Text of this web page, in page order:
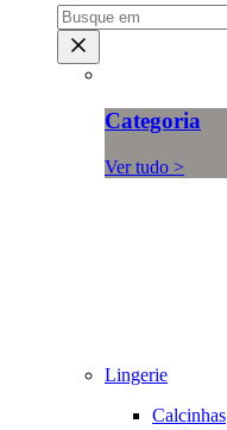
Categoria
Ver tudo >
Lingerie
Calcinhas